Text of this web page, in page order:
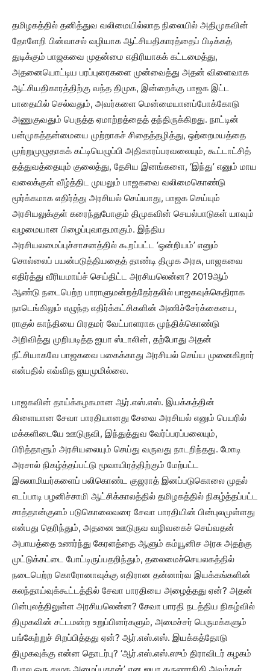
தமிழகத்தில் தனித்துவ வலிமையில்லாத நிலையில் அதிமுகவின்
தோளேறி பின்வாசல் வழியாக ஆட்சியதிகாரத்தைப் பிடிக்கத்
துடிக்கும் பாஜகவை முதன்மை எதிரியாகக் கட்டமைத்து,
அதனையொட்டிய பரப்புரைகளை முன்வைத்து அதன் விளைவாக
ஆட்சியதிகாரத்திற்கு வந்த திமுக, இன்றைக்கு பாஜக இட்ட
பாதையில் செல்வதும், அவர்களை மென்மையானப்போக்கோடு
அணுகுவதும் பெருத்த ஏமாற்றத்தைத் தந்திருக்கிறது. நாட்டின்
பன்முகத்தன்மையை முற்றாகச் சிதைத்தழித்து, ஒற்றைமயத்தை
முற்றுமுழுதாகக் கட்டியெழுப்பி அதிகாரப்பரவலையும், கூட்டாட்சித்
தத்துவத்தையும் குலைத்து, தேசிய இனங்களை, ‘இந்து’ எனும் மாய
வலைக்குள் வீழ்த்திட முயலும் பாஜகவை வலிமைகொண்டு
மூர்க்கமாக எதிர்த்து அரசியல் செய்யாது, பாஜக செய்யும்
அரசியலுக்குள் கரைந்துபோகும் திமுகவின் செயல்பாடுகள் யாவும்
வழமையான பிழைப்புவாதமாகும். இந்திய
அரசியலமைப்புச்சாசனத்தில் கூறப்பட்ட ‘ஒன்றியம்’ எனும்
சொல்லைப் பயன்படுத்தியதைத் தாண்டி திமுக அரசு, பாஜகவை
எதிர்த்து வீரியமாய்ச் செய்திட்ட அரசியலென்ன? 2019ஆம்
ஆண்டு நடைபெற்ற பாராளுமன்றத்தேர்தலில் பாஜகவுக்கெதிராக
நாடெங்கிலும் எழுந்த எதிர்க்கட்சிகளின் அணிச்சேர்க்கையை,
ராகுல் காந்தியை பிரதமர் வேட்பாளராக முந்திக்கொண்டு
அறிவித்து முறியடித்த ஐயா ஸ்டாலின், தற்போது அதன்
நீட்சியாகவே பாஜகவை பகைக்காது அரசியல் செய்ய முனைகிறார்
என்பதில் எவ்வித ஐயமுமில்லை.
பாஜகவின் தாய்க்கழகமான ஆர்.எஸ்.எஸ். இயக்கத்தின்
கிளையான சேவா பாரதியானது சேவை அரசியல் எனும் பெயரில்
மக்களிடையே ஊடுருவி, இந்துத்துவ வேர்ப்பரப்பலையும்,
பிரித்தாளும் அரசியலையும் செய்து வருவது நாடறிந்தது. மோடி
அரசால் நிகழ்த்தப்பட்டு மூவாயிரத்திற்கும் மேற்பட்ட
இசுலாமியர்களைப் பலிகொண்ட குஜராத் இனப்படுகொலை முதல்
எடப்பாடி பழனிச்சாமி ஆட்சிக்காலத்தில் தமிழகத்தில் நிகழ்த்தப்பட்ட
சாத்தான்குளம் படுகொலைவரை சேவா பாரதியின் பின்புலமுள்ளது
என்பது தெரிந்தும், அதனை ஊடுருவ வழிவகைச் செய்வதன்
அபாயத்தை உணர்ந்து கேரளத்தை ஆளும் கம்யூனிச அரசு அதற்கு
முட்டுக்கட்டை போட்டிருப்பதறிந்தும், தலைமைச்செயலகத்தில்
நடைபெற்ற கொரோனாவுக்கு எதிரான தன்னார்வ இயக்கங்களின்
கலந்தாய்வுக்கூட்டத்தில் சேவா பாரதியை அழைத்தது ஏன்? அதன்
பின்புலத்திலுள்ள அரசியலென்ன? சேவா பாரதி நடத்திய நிகழ்வில்
திமுகவின் சட்டமன்ற உறுப்பினர்களும், அமைச்சர் பெருமக்களும்
பங்கேற்றுச் சிறப்பித்தது ஏன்? ஆர்.எஸ்.எஸ். இயக்கத்தோடு
திமுகவுக்கு என்ன தொடர்பு? ‘ஆர்.எஸ்.எஸ்.ஸும் திராவிடர் கழகம்